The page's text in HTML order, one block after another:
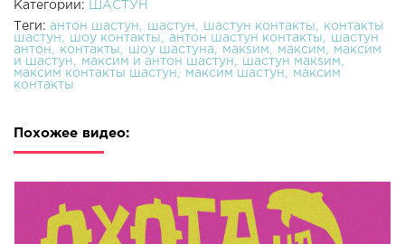
Категории:
ШАСТУН
Теги: антон шастун шастун шастун контакты
контакты
шастун
шоу контакты антон шастун контакты
шастун
антон
контакты шоу шастуна макsим максим
максим
и шастун
максим и антон шастун
шастун макsим
максим контакты шастун
максим шастун
максим
контакты
Похожее видео: